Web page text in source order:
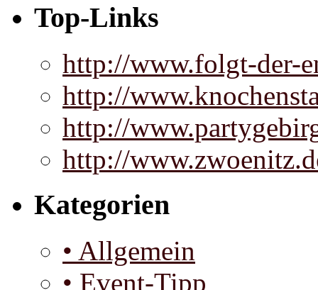
Top-Links
http://www.folgt-der-
http://
http://
http://
Kategorien
• Allgemein
• Event-Tipp